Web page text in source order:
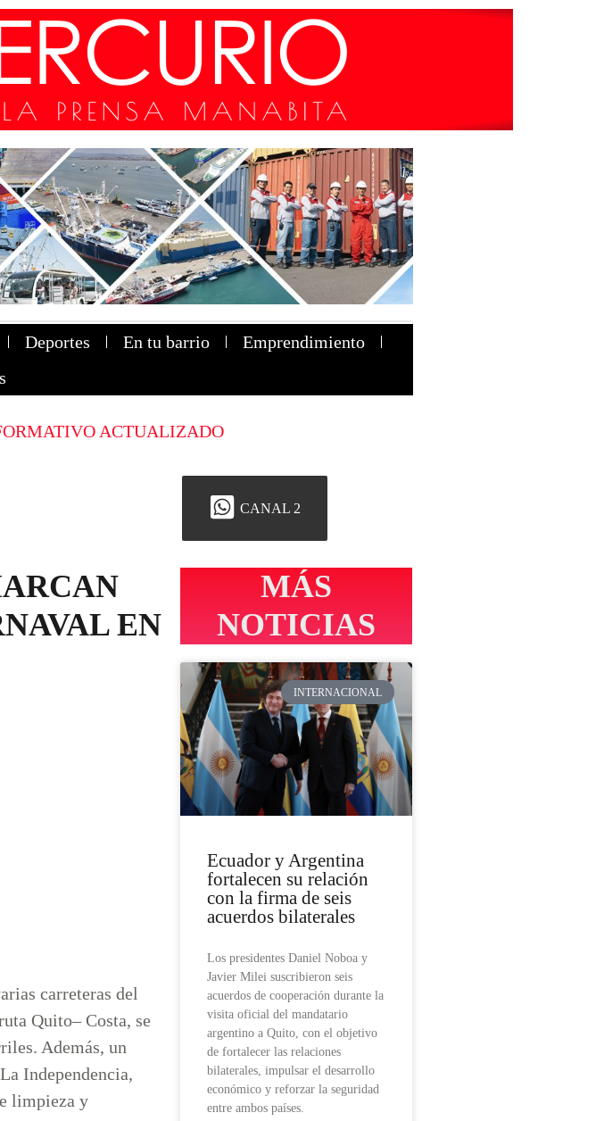
Deportes En tu barrio
Emprendimiento
ACTUALIZADO
CANAL 2
EN
carreteras del
Quito– Costa, se
Además, un
Independencia,
limpieza y
MÁS
NOTICIAS
INTERNACIONAL
Ecuador y Argentina
fortalecen su relación
con la firma de seis
acuerdos bilaterales
Los presidentes Daniel Noboa y
Javier Milei suscribieron seis
acuerdos de cooperación durante la
visita oficial del mandatario
argentino a Quito, con el objetivo
de fortalecer las relaciones
bilaterales, impulsar el desarrollo
económico y reforzar la seguridad
entre ambos países.